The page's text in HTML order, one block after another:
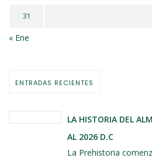
31
« Ene
ENTRADAS RECIENTES
LA HISTORIA DEL
AL 2026 D.C
La Prehistoria